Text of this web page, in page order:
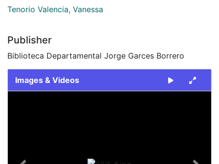
Tenorio Valencia, Vanessa
Publisher
Biblioteca Departamental Jorge Garces Borrero
Images & Videos